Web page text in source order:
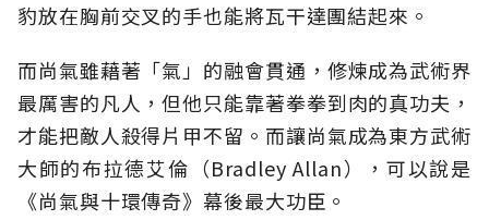
豹放在胸前交叉的手也能將瓦干達團結起來。
而尚氣雖藉著「氣」的融會貫通，修煉成為武術界
最厲害的凡人，但他只能靠著拳拳到肉的真功夫，
才能把敵人殺得片甲不留。而讓尚氣成為東方武術
大師的布拉德艾倫（Bradley Allan），可以說是
《尚氣與十環傳奇》幕後最大功臣。